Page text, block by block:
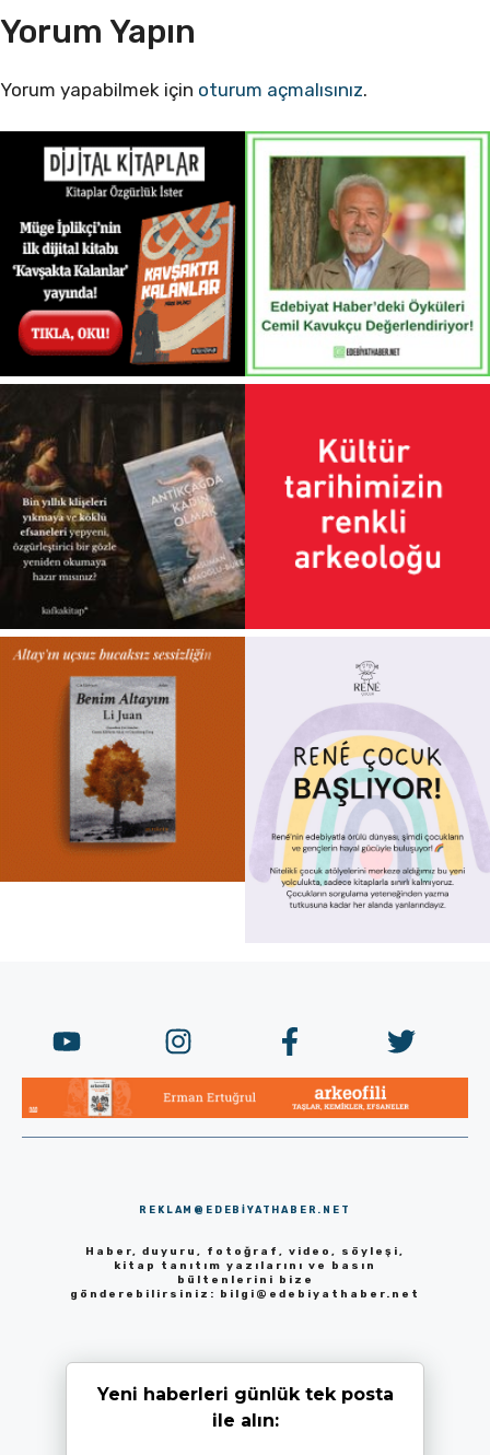
Yorum Yapın
Yorum yapabilmek için oturum açmalısınız.
REKLAM@EDEBIYATHABER.NET
Haber, duyuru, fotoğraf, video, söyleşi,
kitap tanıtım yazılarını ve basın
bültenlerini bize
gönderebilirsiniz: bilgi@edebiyathaber.net
Yeni haberleri günlük tek posta
ile alın: